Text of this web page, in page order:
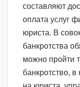
составляют
оплата услуг
юриста. В
банкротства
можно пройти
банкротство, в